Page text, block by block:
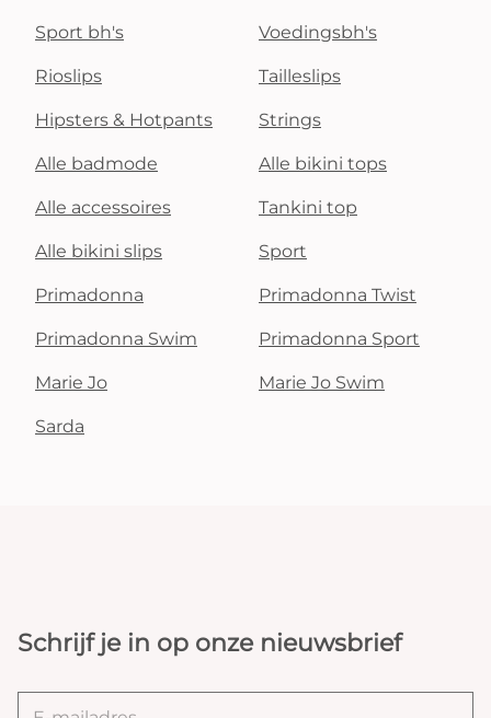
Sport bh's Voedingsbh's
Rioslips Tailleslips
Hipsters & Hotpants Strings
Alle badmode Alle bikini tops
Alle accessoires Tankini top
Alle bikini slips Sport
Primadonna Primadonna Twist
Primadonna Swim Primadonna Sport
Marie Jo Marie Jo Swim
Sarda
Schrijf je in op onze nieuwsbrief